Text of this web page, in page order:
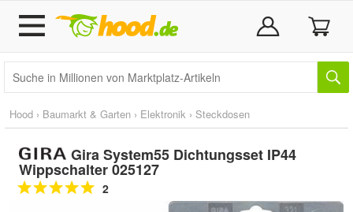
Hood › Baumarkt & Garten › Elektronik › Steckdosen
Gira System55 Dichtungsset IP44
Wippschalter 025127
2